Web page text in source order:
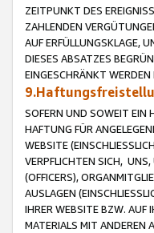
ZEITPUNKT DES
ZAHLENDEN
AUF ERFÜLLUNGSKLAGE,
DIESES ABSATZES
EINGESCHRÄNKT WERDEN
SOFERN UND SOWEIT EIN
HAFTUNG FÜR
WEBSITE
VERPFLICHTEN SICH,
(OFFICERS),
AUSLAGEN
IHRER WEBSITE BZW. AUF
MATERIALS MIT ANDEREN